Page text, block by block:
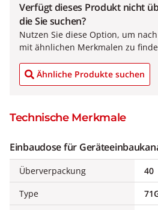
Verfügt dieses Produkt nicht
die Sie suchen?
Nutzen Sie diese Option, um
mit ähnlichen Merkmalen zu
Ähnliche Produkte suchen
Technische Merkmale
Einbaudose für
Überverpackung
40
Type